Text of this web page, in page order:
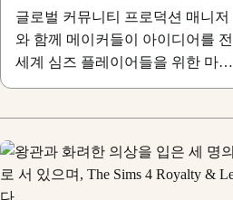
글로벌 커뮤니티 프로덕션 매니저
와 함께 메이커들이 아이디어를 전
세계 심즈 플레이어들을 위한 마켓
플레이스 콘텐츠로 구현하는 과정